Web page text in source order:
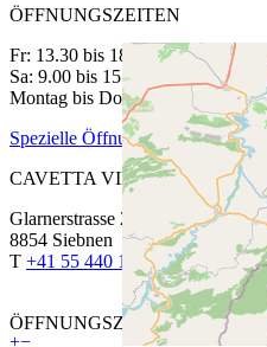
+−
ÖFFNUNGSZEITEN
Fr: 13.30 bis 18.30 Uhr
Sa: 9.00 bis 15.00 Uhr
Montag bis Donnerstag auf
Spezielle Öffnungszeiten
CAVETTA VINOTHEK
Glarnerstrasse 27
8854 Siebnen
T +41 55 440 13 88
ÖFFNUNGSZEITEN